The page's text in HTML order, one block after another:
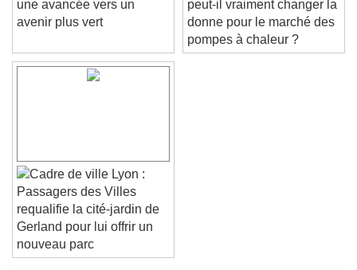
Text Edge Style
Font Family
Close Modal Dialog
End of dialog window.
une avancée vers un
peut-il vraiment changer la
donne pour le marché des
pompes à chaleur ?
Lyon :
Passagers des Villes
requalifie la cité-jardin de
Gerland pour lui offrir un
nouveau parc